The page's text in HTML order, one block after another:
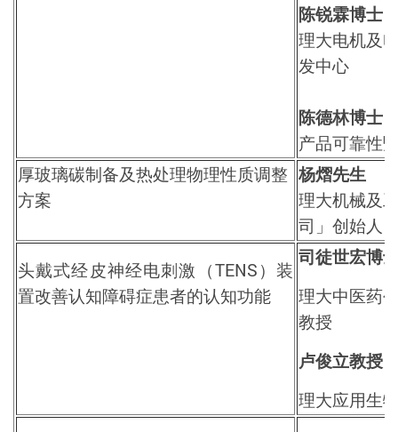
陈锐霖博士
理大电机及
发中心
陈德林博士
产品可靠性
厚玻璃碳制备及热处理物理性质调整
方案
杨熠先生
理大机械及
司」创始人
头戴式经皮神经电刺激（TENS）装
置改善认知障碍症患者的认知功能
司徒世宏博
理大中医药
教授
卢俊立教授
理大应用生